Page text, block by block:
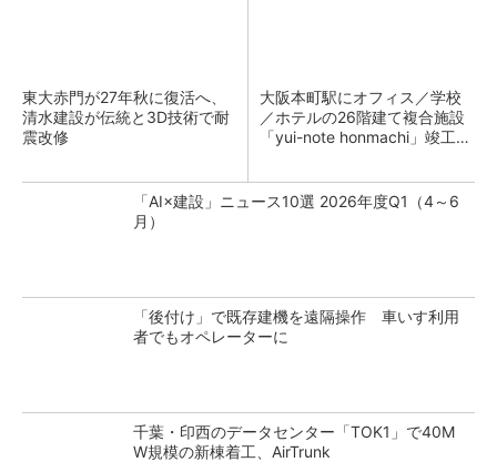
東大赤門が27年秋に復活へ、
清水建設が伝統と3D技術で耐
震改修
大阪本町駅にオフィス／学校
／ホテルの26階建て複合施設
「yui-note honmachi」竣工、
「AI×建設」ニュース10選 2026年度Q1（4～6
月）
「後付け」で既存建機を遠隔操作 車いす利用
者でもオペレーターに
千葉・印西のデータセンター「TOK1」で40M
W規模の新棟着工、AirTrunk